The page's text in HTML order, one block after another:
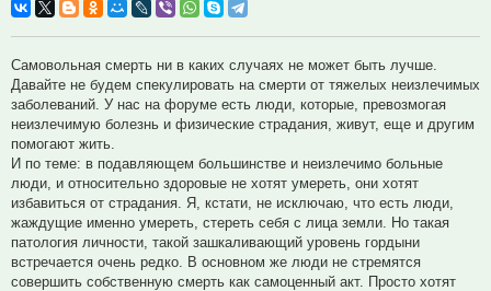
Самовольная смерть ни в каких случаях не может быть лучше.
Давайте не будем спекулировать на смерти от тяжелых неизлечимых
заболеваний. У нас на форуме есть люди, которые, превозмогая
неизлечимую болезнь и физические страдания, живут, еще и другим
помогают жить.
И по теме: в подавляющем большинстве и неизлечимо больные
люди, и относительно здоровые не хотят умереть, они хотят
избавиться от страдания. Я, кстати, не исключаю, что есть люди,
жаждущие именно умереть, стереть себя с лица земли. Но такая
патология личности, такой зашкаливающий уровень гордыни
встречается очень редко. В основном же люди не стремятся
совершить собственную смерть как самоценный акт. Просто хотят